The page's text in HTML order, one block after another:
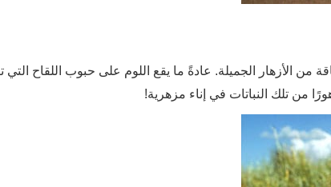
الأزهار الجميلة. عادةً ما يقع اللوم على حبوب اللقاح التي
من تلك النباتات في إناء مزهرية!